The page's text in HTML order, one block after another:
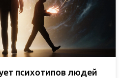
психотипов людей